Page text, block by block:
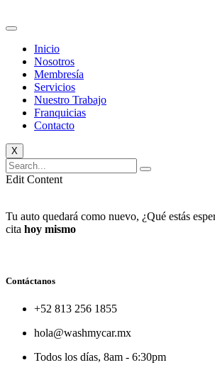
Inicio
Nosotros
Membresía
Servicios
Nuestro Trabajo
Franquicias
Contacto
X
Edit Content
Tu auto quedará como nuevo, ¿Qué estás
cita hoy mismo
Contáctanos
+52 813 256 1855
hola@washmycar.mx
Todos los días, 8am - 6:30pm